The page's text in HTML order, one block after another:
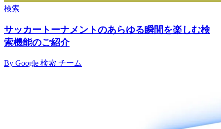
検索
サッカートーナメントのあらゆる瞬間を楽しむ検
索機能のご紹介
By Google 検索 チーム